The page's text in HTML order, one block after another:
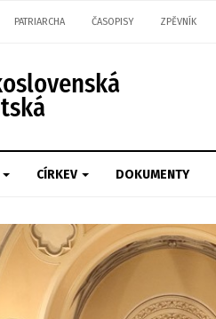
PATRIARCHA ČASOPISY ZPĚVNÍK
CÍRKEV DOKUMENTY